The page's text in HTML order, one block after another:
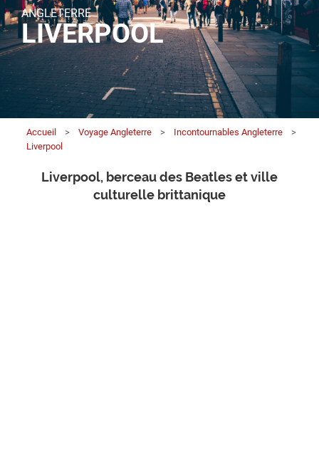
ANGLETERRE
LIVERPOOL
Accueil > Voyage Angleterre > Incontournables Angleterre
>
Liverpool
Liverpool, berceau des Beatles et ville
culturelle brittanique